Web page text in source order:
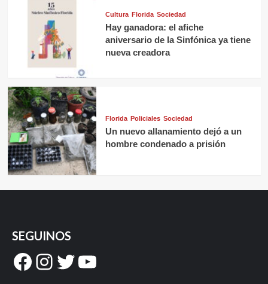
Cultura Florida Sociedad
Hay ganadora: el afiche
aniversario de la Sinfónica ya tiene
nueva creadora
Florida Policiales Sociedad
Un nuevo allanamiento dejó a un
hombre condenado a prisión
SEGUINOS
Facebook
Instagram
Twitter
YouTube